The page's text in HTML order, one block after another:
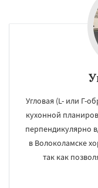
Угловая (L- или Г-
кухонной
перпендикулярно
в Волоколамске
так как